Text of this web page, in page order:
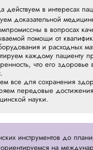
действуем в интересах
доказательной
в вопросах
помощи от
и расходных
каждому пациенту
что его
все для сохранения
передовые
науки.
инструментов до
ориентируемся на